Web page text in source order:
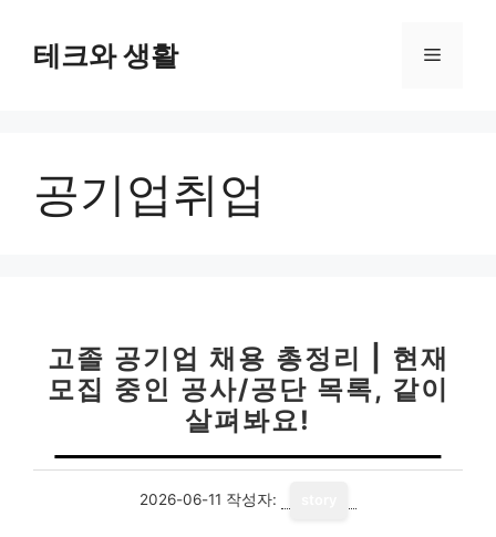
테크와 생활 메
공기업취업
고졸 공기업 채용 총정리 | 현재
모집 중인 공사/공단 목록, 같이
살펴봐요!
2026-06-11 작성자: